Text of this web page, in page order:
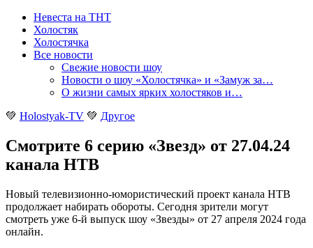
Невеста на ТНТ
Холостяк
Холостячка
Все новости
Свежие новости шоу
Новости о шоу «Холостячка» и «Замуж за…
О жизни самых ярких холостяков и…
💚 Holostyak-TV 💚 Другое
Смотрите 6 серию «Звезд» от 27.04.24
канала НТВ
Новый телевизионно-юмористический проект канала НТВ
продолжает набирать обороты. Сегодня зрители могут
смотреть уже 6-й выпуск шоу «Звезды» от 27 апреля 2024 года
онлайн.